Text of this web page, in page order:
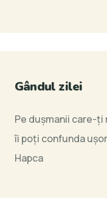
Gândul zilei
Pe dușmanii care-
îi poți confunda
Hapca